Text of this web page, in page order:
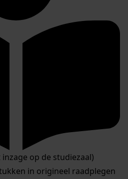
op de studiezaal)
in origineel raadplegen